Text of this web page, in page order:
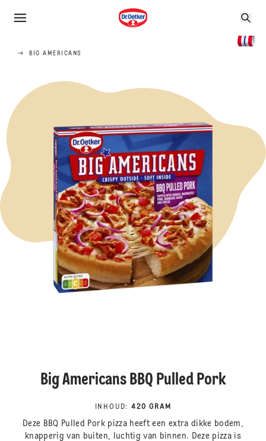
BIG AMERICANS
Big Americans BBQ Pulled Pork
INHOUD: 420 GRAM
Deze BBQ Pulled Pork pizza heeft een extra dikke bodem,
knapperig van buiten, luchtig van binnen. Deze pizza is